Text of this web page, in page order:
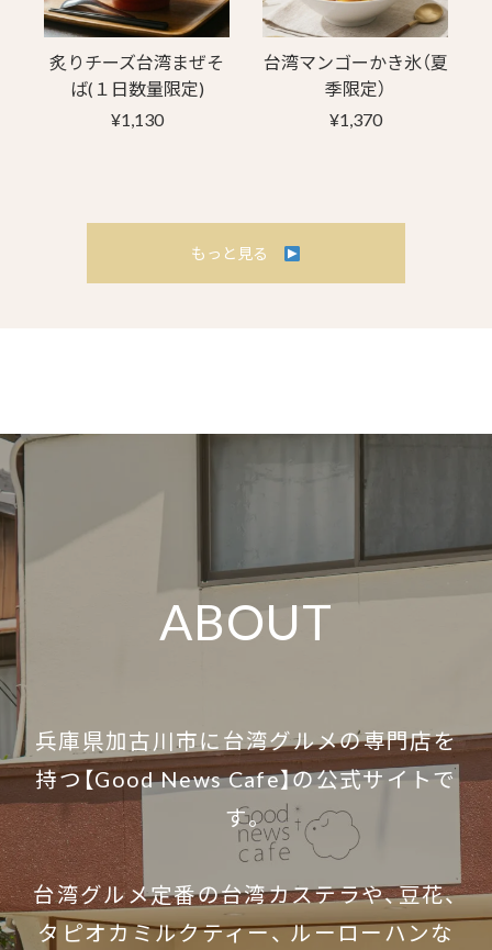
炙りチーズ台湾まぜそ
ば(１日数量限定)
¥1,130
台湾マンゴーかき氷（夏
季限定）
¥1,370
もっと見る
ABOUT
兵庫県加古川市に台湾グルメの専門店を
持つ【Good News Cafe】の公式サイトで
す。
台湾グルメ定番の台湾カステラや、豆花、
タピオカミルクティー、 ルーローハンな